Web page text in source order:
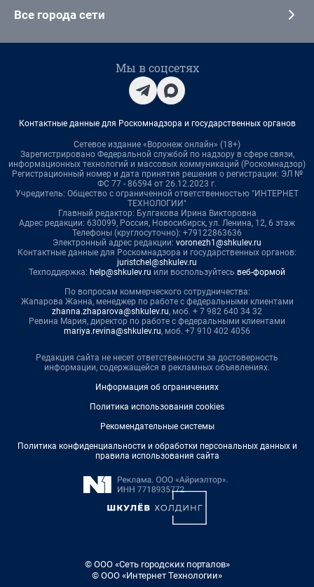
Все города сети
Мы в соцсетях
Контактные данные для Роскомнадзора и государственных органов
Сетевое издание «Воронеж онлайн» (18+)
Зарегистрировано Федеральной службой по надзору в сфере связи,
информационных технологий и массовых коммуникаций (Роскомнадзор)
Регистрационный номер и дата принятия решения о регистрации: ЭЛ №
ФС 77 - 86594 от 26.12.2023 г.
Учредитель: Общество с ограниченной ответственностью "ИНТЕРНЕТ
ТЕХНОЛОГИИ"
Главный редактор: Булгакова Ирина Викторовна
Адрес редакции: 630099, Россия, Новосибирск, ул. Ленина, 12, 6 этаж
Телефоны (круглосуточно): +79122863636
Электронный адрес редакции: voronezh1@shkulev.ru
Контактные данные для Роскомнадзора и государственных органов:
juristchel@shkulev.ru
Техподдержка: help@shkulev.ru или воспользуйтесь веб-формой
По вопросам коммерческого сотрудничества:
Жапарова Жанна, менеджер по работе с федеральными клиентами
zhanna.zhaparova@shkulev.ru, моб. + 7 982 640 34 32
Ревина Мария, директор по работе с федеральными клиентами
mariya.revina@shkulev.ru, моб. +7 910 402 4056
Редакция сайта не несет ответственности за достоверность
информации, содержащейся в рекламных объявлениях.
Информация об ограничениях
Политика использования cookies
Рекомендательные системы
Политика конфиденциальности и обработки персональных данных и
правила использования сайта
© ООО «Сеть городских порталов»
© ООО «Интернет Технологии»